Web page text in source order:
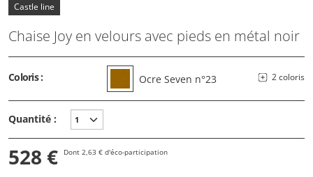
Castle line
Chaise Joy en velours avec pieds en métal noir
Coloris : Ocre Seven n°23 2 coloris
Quantité :
528 € Dont 2,63 € d'éco-participation